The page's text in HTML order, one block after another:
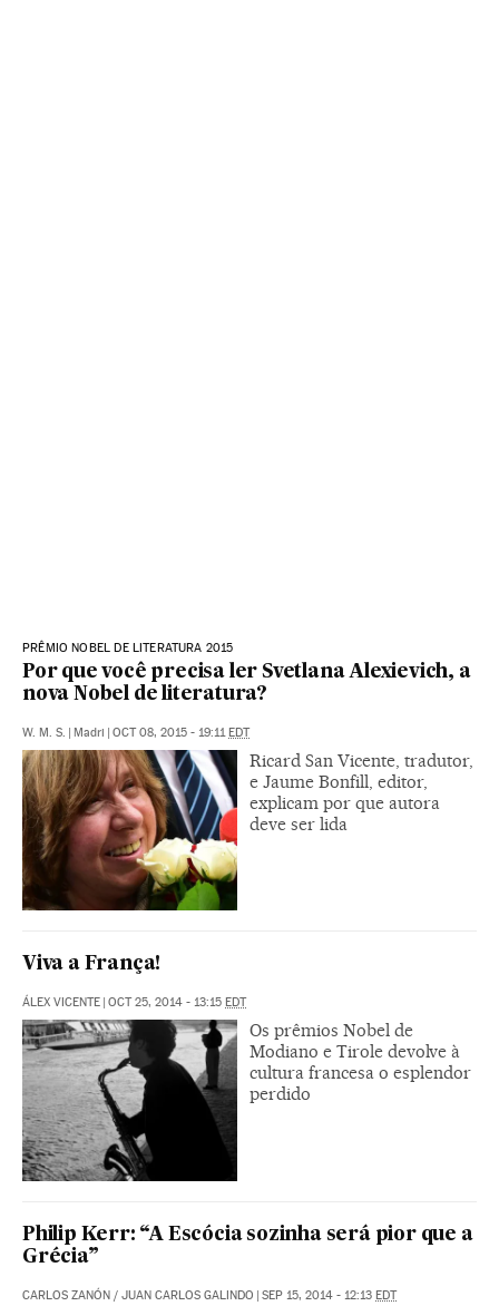
PRÊMIO NOBEL DE LITERATURA 2015
Por que você precisa ler Svetlana Alexievich, a
nova Nobel de literatura?
W. M. S. | Madri | OCT 08, 2015 - 19:11 EDT
Ricard San Vicente, tradutor,
e Jaume Bonfill, editor,
explicam por que autora
deve ser lida
Viva a França!
ÁLEX VICENTE OCT 25, 2014 - 13:15 EDT
Os prêmios Nobel de
Modiano e Tirole devolve à
cultura francesa o esplendor
perdido
Philip Kerr: “A Escócia sozinha será pior que a
Grécia”
CARLOS ZANÓN / JUAN CARLOS GALINDO SEP 15, 2014 - 12:13 EDT